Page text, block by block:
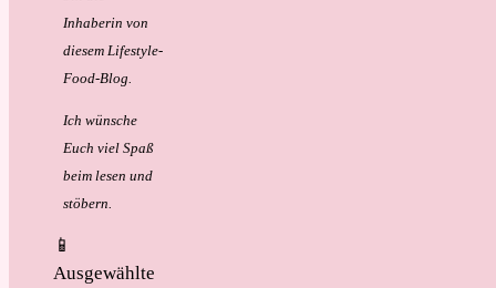
Inhaberin von
diesem Lifestyle-
Food-Blog.
Ich wünsche
Euch viel Spaß
beim lesen und
stöbern.
📱
Ausgewählte